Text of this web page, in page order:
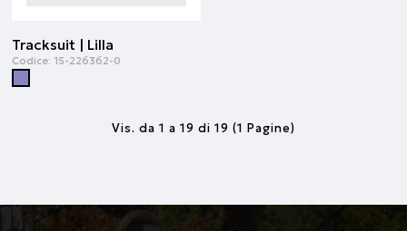
Tracksuit | Lilla
Codice: 15-226362-0
Vis. da 1 a 19 di 19 (1 Pagine)